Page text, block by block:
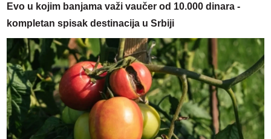
Evo u kojim banjama važi vaučer od 10.000 dinara -
kompletan spisak destinacija u Srbiji